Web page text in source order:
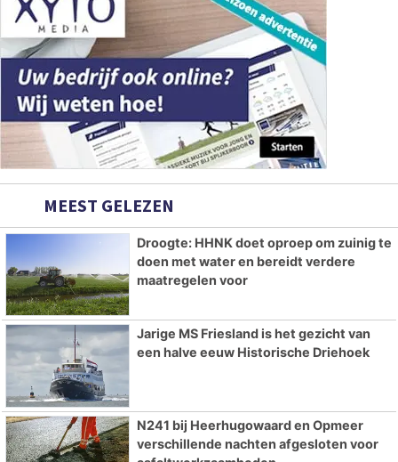
MEEST GELEZEN
Droogte: HHNK doet oproep om zuinig te
doen met water en bereidt verdere
maatregelen voor
Jarige MS Friesland is het gezicht van
een halve eeuw Historische Driehoek
N241 bij Heerhugowaard en Opmeer
verschillende nachten afgesloten voor